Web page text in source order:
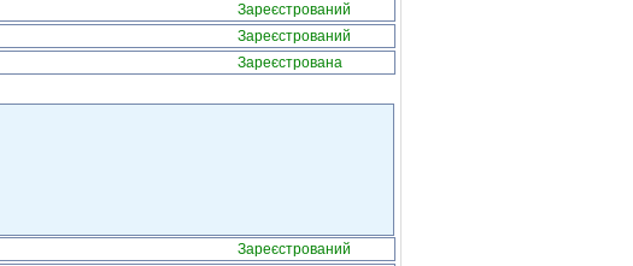
Зареєстрований
Зареєстрований
Зареєстрована
Зареєстрований